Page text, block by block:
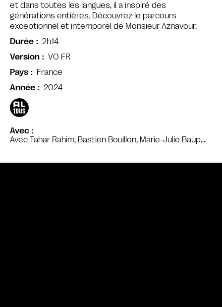
Avec
Avec Tahar Rahim, Bastien Bouillon, Marie-Julie Baup,…
et dans toutes les langues, il a inspiré des
générations entières. Découvrez le parcours
exceptionnel et intemporel de Monsieur Aznavour.
Durée
2h14
Version
VO FR
Pays
France
Année
2024